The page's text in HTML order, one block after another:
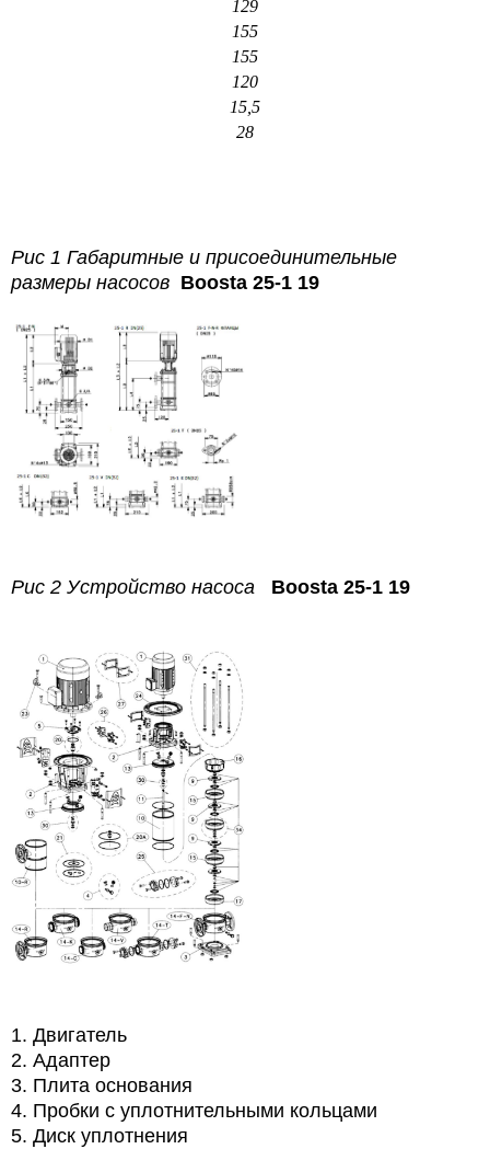
129
155
155
120
15,5
28
Рис 1 Габаритные и присоединительные
размеры насосов Boosta 25-1 19
Рис 2 Устройство насоса Boosta 25-1 19
1. Двигатель
2. Адаптер
3. Плита основания
4. Пробки с уплотнительными кольцами
5. Диск уплотнения